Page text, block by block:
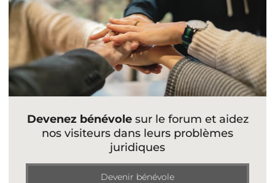
Devenez bénévolesur le forum et aidez
nos visiteurs dans leurs problèmes
juridiques
Devenir bénévole